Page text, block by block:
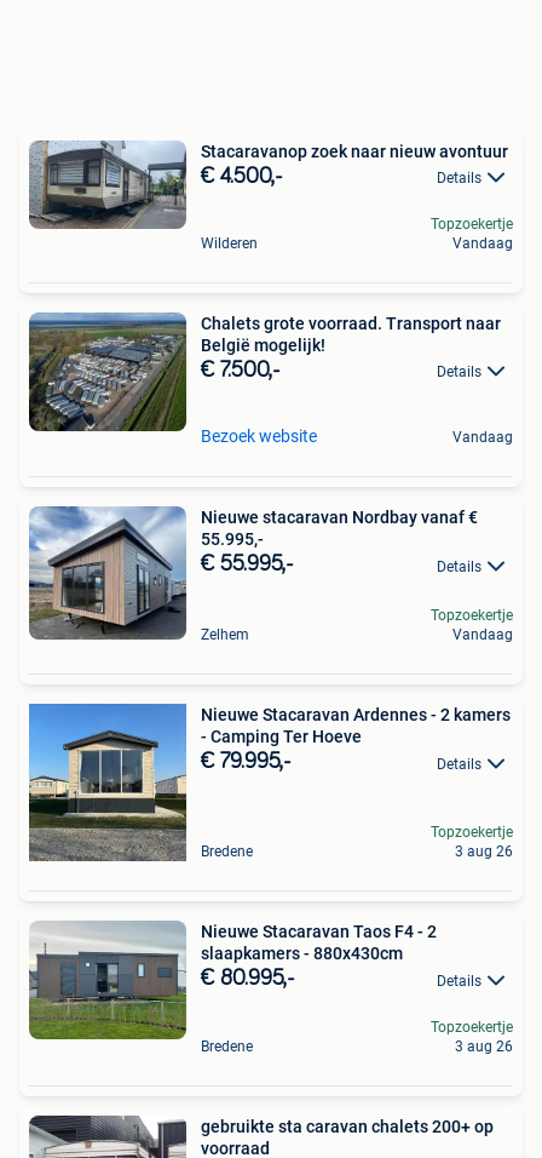
Stacaravanop zoek naar nieuw avontuur
€ 4.500,- Details
Wilderen
Topzoekertje
Vandaag
Chalets grote voorraad. Transport naar
België mogelijk!
€ 7.500,- Details
Bezoek website Vandaag
Nieuwe stacaravan Nordbay vanaf €
55.995,-
€ 55.995,- Details
Zelhem
Topzoekertje
Vandaag
Nieuwe Stacaravan Ardennes - 2 kamers
- Camping Ter Hoeve
€ 79.995,- Details
Bredene
Topzoekertje
3 aug 26
Nieuwe Stacaravan Taos F4 - 2
slaapkamers - 880x430cm
€ 80.995,- Details
Bredene
Topzoekertje
3 aug 26
gebruikte sta caravan chalets 200+ op
voorraad